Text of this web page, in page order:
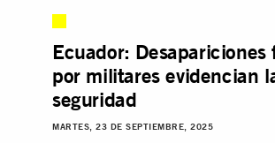
Ecuador: Desapariciones
por militares evidencian
seguridad
MARTES, 23 DE SEPTIEMBRE, 2025